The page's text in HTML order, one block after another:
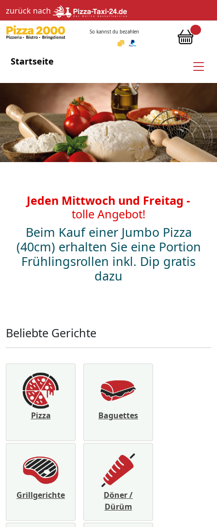
zurück nach
So kannst du bezahlen
Startseite
Jeden Mittwoch und Freitag -
tolle Angebot!
Beim Kauf einer Jumbo Pizza
(40cm) erhalten Sie eine Portion
Frühlingsrollen inkl. Dip gratis
dazu
Beliebte Gerichte
Pizza Baguettes
Grillgerichte
Döner /
Dürüm